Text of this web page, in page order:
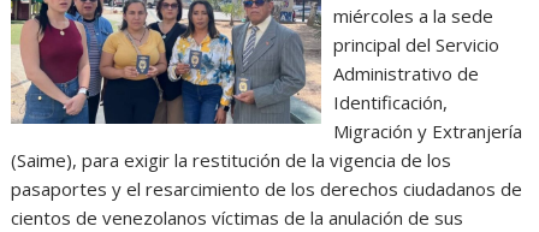
miércoles a la sede
principal del Servicio
Administrativo de
Identificación,
Migración y Extranjería
(Saime), para exigir la restitución de la vigencia de los
pasaportes y el resarcimiento de los derechos ciudadanos de
cientos de venezolanos víctimas de la anulación de sus